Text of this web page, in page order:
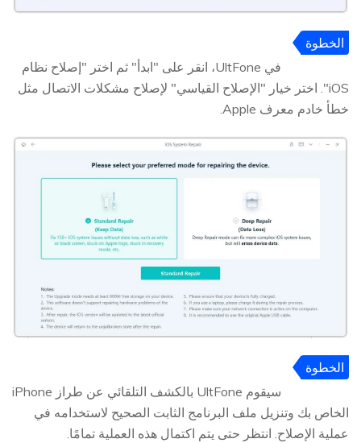
الخطوة
في UltFone، انقر على "ابدأ" ثم اختر "إصلاح نظام
iOS". اختر خيار "الإصلاح القياسي" لإصلاح مشكلات الاتصال مثل
خطأ خادم معرف Apple.
الخطوة
سيقوم UltFone بالكشف التلقائي عن طراز iPhone
الخاص بك وتنزيل ملف البرنامج الثابت الصحيح لاستخدامه في
عملية الإصلاح. انتظر حتى يتم اكتمال هذه العملية تمامًا.